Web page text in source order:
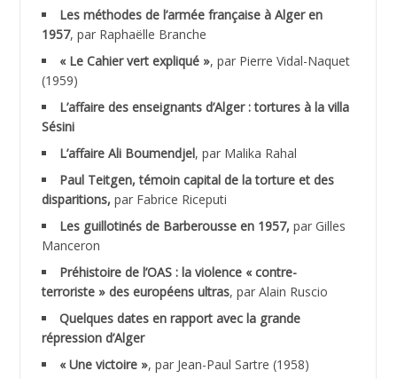
ABNOUN Salah
ACHACHE M.*
ACHLAF Ali
ADALENE Tahar
ADALMI
ADANE Ramdane *
ADDAD
ADDALA Boualem*
Les méthodes de l’armée française à Alger en
1957, par Raphaëlle Branche
« Le Cahier vert expliqué », par Pierre Vidal-Naquet
(1959)
L’affaire des enseignants d’Alger : tortures à la villa
Sésini
L’affaire Ali Boumendjel, par Malika Rahal
Paul Teitgen, témoin capital de la torture et des
disparitions, par Fabrice Riceputi
Les guillotinés de Barberousse en 1957, par Gilles
Manceron
Préhistoire de l’OAS : la violence « contre-
terroriste » des européens ultras, par Alain Ruscio
Quelques dates en rapport avec la grande
répression d’Alger
« Une victoire », par Jean-Paul Sartre (1958)